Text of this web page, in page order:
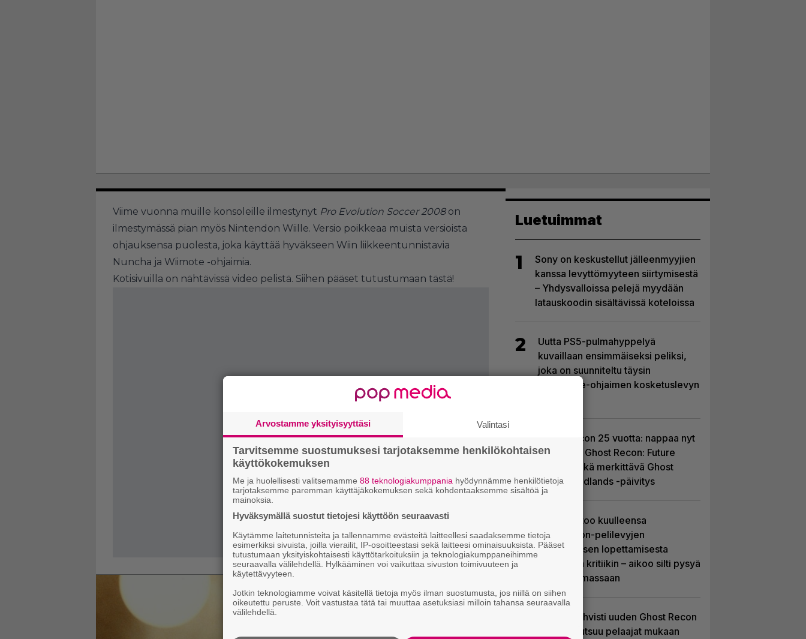
Viime vuonna muille konsoleille ilmestynyt Pro Evolution Soccer 2008on
ilmestymässä pian myös Nintendon Wiille. Versio poikkeaa muista versioista
ohjauksensa puolesta, joka käyttää hyväkseen Wiin liikkeentunnistavia
Nuncha ja Wiimote -ohjaimia.
Kotisivuilla on nähtävissä video pelistä. Siihen pääset tutustumaan tästä!
Luetuimmat
1
Sony on keskustellut jälleenmyyjien
kanssa levyttömyyteen siirtymisestä
– Yhdysvalloissa pelejä myydään
latauskoodin sisältävissä koteloissa
2
Uutta PS5-pulmahyppelyä
kuvaillaan ensimmäiseksi peliksi,
joka on suunniteltu täysin
DualSense-ohjaimen kosketuslevyn
3
Ghost Recon 25 vuotta: nappaa nyt
ilmaiseksi Ghost Recon: Future
Soldier sekä merkittävä Ghost
Recon Wildlands -päivitys
Sony kertoo kuulleensa
PlayStation-pelilevyjen
valmistuksen lopettamisesta
nousseen kritiikin – aikoo silti pysyä
suunnitelmassaan
Ubisoft vahvisti uuden Ghost Recon
-pelin – kutsuu pelaajat mukaan
Arvostamme yksityisyyttäsi Valintasi
Tarvitsemme suostumuksesi tarjotaksemme henkilökohtaisen
käyttökokemuksen
Me ja huolellisesti valitsemamme 88 teknologiakumppania hyödynnämme henkilötietoja
tarjotaksemme paremman käyttäjäkokemuksen sekä kohdentaaksemme sisältöä ja
mainoksia.
Hyväksymällä suostut tietojesi käyttöön seuraavasti
Käytämme laitetunnisteita ja tallennamme evästeitä laitteellesi saadaksemme tietoja
esimerkiksi sivuista, joilla vierailit, IP-osoitteestasi sekä laitteesi ominaisuuksista. Pääset
tutustumaan yksityiskohtaisesti käyttötarkoituksiin ja teknologiakumppaneihimme
seuraavalla välilehdellä. Hylkääminen voi vaikuttaa sivuston toimivuuteen ja
käytettävyyteen.
Jotkin teknologiamme voivat käsitellä tietoja myös ilman suostumusta, jos niillä on siihen
oikeutettu peruste. Voit vastustaa tätä tai muuttaa asetuksiasi milloin tahansa seuraavalla
välilehdellä.